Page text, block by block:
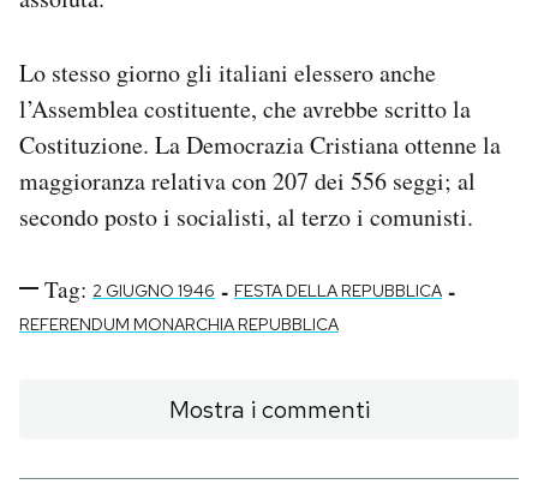
Lo stesso giorno gli italiani elessero anche
l’Assemblea costituente, che avrebbe scritto la
Costituzione. La Democrazia Cristiana ottenne la
maggioranza relativa con 207 dei 556 seggi; al
secondo posto i socialisti, al terzo i comunisti.
Tag: 2 GIUGNO 1946 - FESTA DELLA REPUBBLICA -
REFERENDUM MONARCHIA REPUBBLICA
Mostra i commenti